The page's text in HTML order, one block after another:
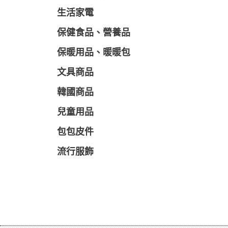
生活家電
保健食品、營養品
保暖用品、暖暖包
文具商品
韓國商品
兒童用品
包包皮件
流行服飾